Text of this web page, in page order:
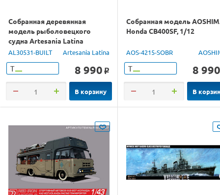
Собранная деревянная
модель рыболовецкого
судна Artesania Latina
"ATLANTIS", 1/15
AL30531-BUILT Artesania Latina
Т 8 990 o
В корзину
Собранная модель
Honda CB400SF, 1/12
AOS-4215-SOBR
Т 8 990
В